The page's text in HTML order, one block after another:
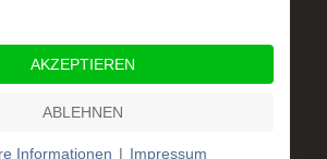
1A
AKZEPTIEREN
ABLEHNEN
Informationen | Impressum